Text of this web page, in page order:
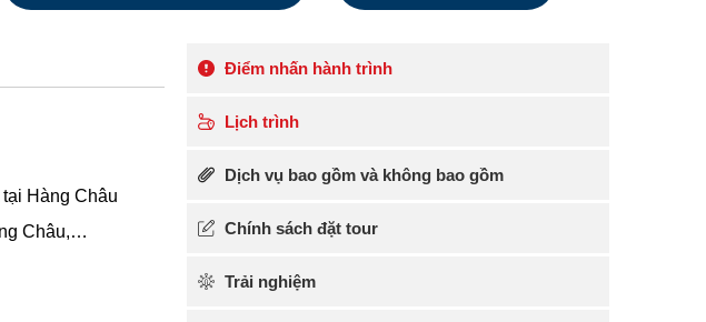
Điểm nhấn hành trình
Lịch trình
Dịch vụ bao gồm và không bao gồm
Chính sách đặt tour
Trải nghiệm
Hàng Châu
Châu,…